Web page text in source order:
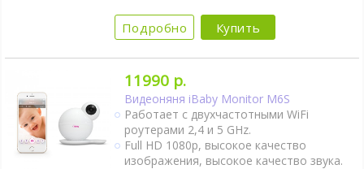
Поворот камеры удалённо.
Для автономного питания можно
Подключается к сетям 2,4 ГГц и 5 ГГц.
Продвинутое приложение для
смартфонов и планшетов..
Подробно Купить
11990 р.
Видеоняня iBaby Monitor M6S
Работает с двухчастотными WiFi
роутерами 2,4 и 5 GHz.
Full HD 1080p, высокое качество
изображения, высокое качество звука.